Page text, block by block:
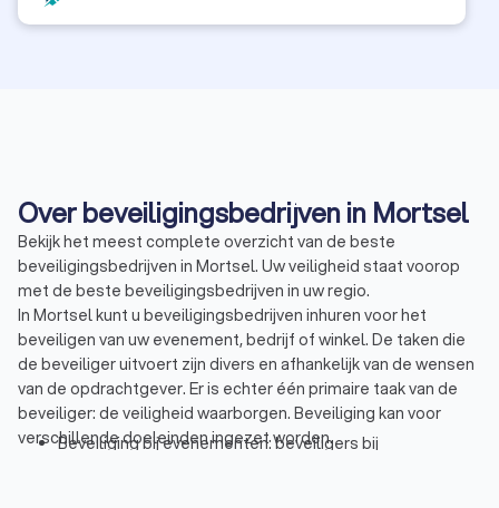
Over beveiligingsbedrijven in Mortsel
Bekijk het meest complete overzicht van de beste
beveiligingsbedrijven in Mortsel. Uw veiligheid staat voorop
met de beste beveiligingsbedrijven in uw regio.
In Mortsel kunt u beveiligingsbedrijven inhuren voor het
beveiligen van uw evenement, bedrijf of winkel. De taken die
de beveiliger uitvoert zijn divers en afhankelijk van de wensen
van de opdrachtgever. Er is echter één primaire taak van de
beveiliger: de veiligheid waarborgen. Beveiliging kan voor
verschillende doeleinden ingezet worden.
Beveiliging bij evenementen: beveiligers bij